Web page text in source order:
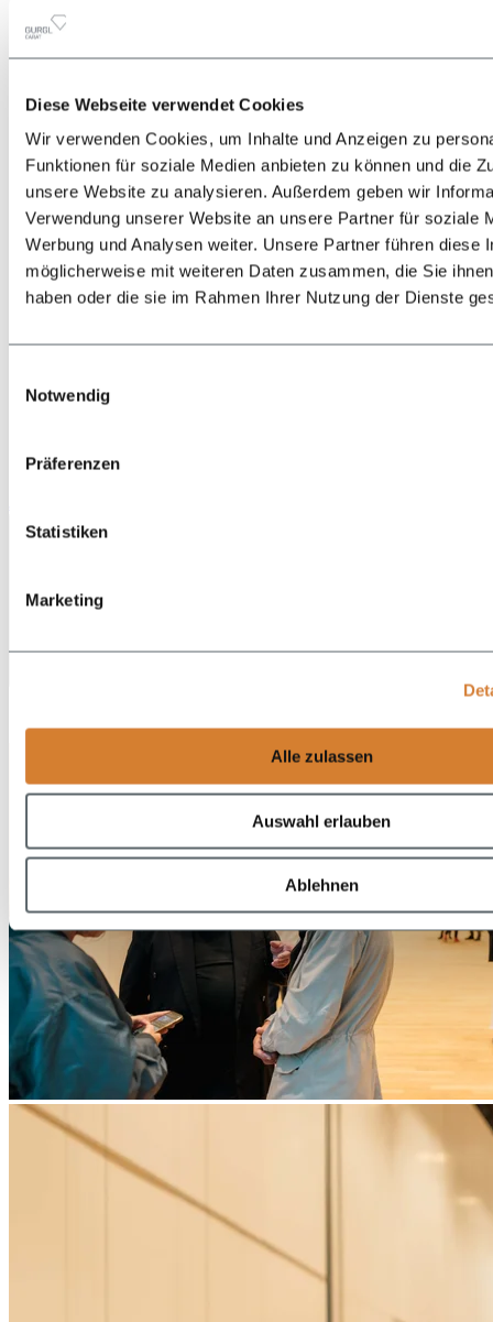
Diese Webseite verwendet Cookies
Wir verwenden Cookies, um Inhalte und Anzeigen zu
Funktionen für soziale Medien anbieten zu können und die
unsere Website zu analysieren. Außerdem geben wir
Verwendung unserer Website an unsere Partner für soziale
Werbung und Analysen weiter. Unsere Partner führen diese
möglicherweise mit weiteren Daten zusammen, die Sie
haben oder die sie im Rahmen Ihrer Nutzung der Dienste
Notwendig
Präferenzen
Statistiken
Marketing
Alle zulassen
Auswahl erlauben
Ablehnen
Zurück
Alles zur Lage & Anreise
Bahn
Bus
PKW
Flugzeug